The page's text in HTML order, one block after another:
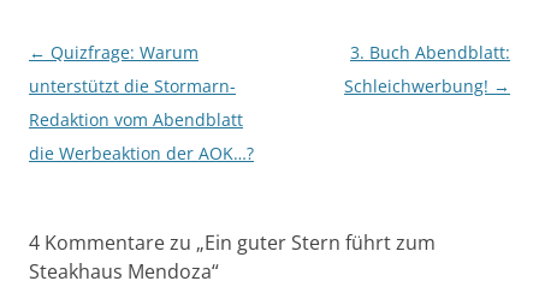
Beitragsnavigation
← Quizfrage: Warum
unterstützt die Stormarn-
Redaktion vom Abendblatt
die Werbeaktion der AOK…?
3. Buch Abendblatt:
Schleichwerbung! →
4 Kommentare zu „Ein guter Stern führt zum
Steakhaus Mendoza“